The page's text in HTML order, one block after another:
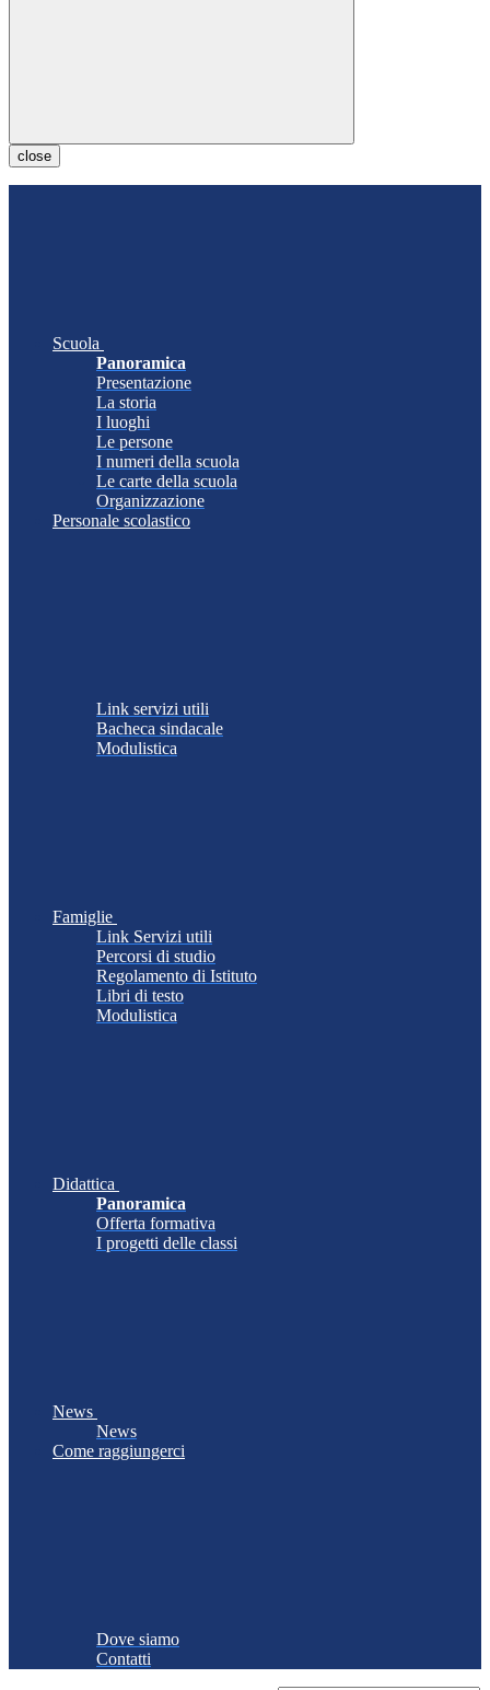
close
Scuola
Panoramica
Presentazione
La storia
I luoghi
Le persone
I numeri della scuola
Le carte della scuola
Organizzazione
Personale scolastico
Link servizi utili
Bacheca sindacale
Modulistica
Famiglie
Link Servizi utili
Percorsi di studio
Regolamento di Istituto
Libri di testo
Modulistica
Didattica
Panoramica
Offerta formativa
I progetti delle classi
News
News
Come raggiungerci
Dove siamo
Contatti